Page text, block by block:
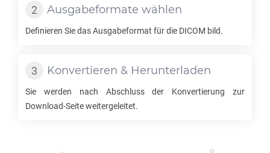
Ausgabeformate wählen
Definieren Sie das Ausgabeformat für die DICOM bild.
Konvertieren & Herunterladen
Sie werden nach Abschluss der Konvertierung zur
Download-Seite weitergeleitet.